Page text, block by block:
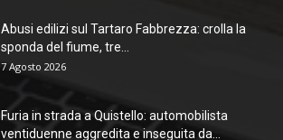
Abusi edilizi sul Tartaro Fabbrezza: crolla la
sponda del fiume, tre...
7 Agosto 2026
Furia in strada a Quistello: automobilista
ventiduenne aggredita e inseguita da...